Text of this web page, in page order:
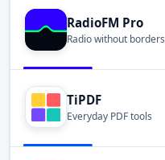
RadioFM Pro
Radio without borders
TiPDF
Everyday PDF tools